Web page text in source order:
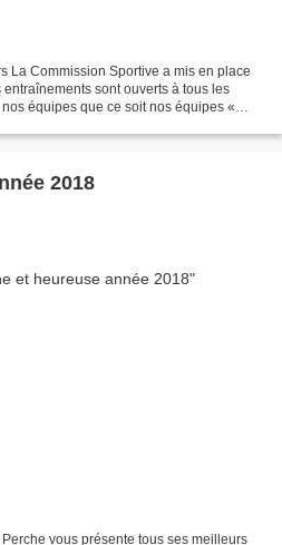
La Commission Sportive a mis en place
sont ouverts à tous les
équipes que ce soit nos équipes «
2018
vous présente tous ses meilleurs